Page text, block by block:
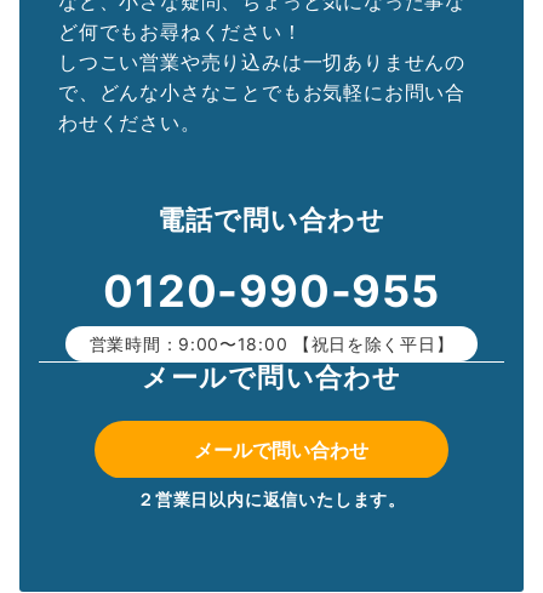
ど何でもお尋ねください！
しつこい営業や売り込みは一切ありませんの
で、どんな小さなことでもお気軽にお問い合
わせください。
電話で問い合わせ
0120-990-955
営業時間：9:00〜18:00 【祝日を除く平日】
メールで問い合わせ
メールで問い合わせ
２営業日以内に返信いたします。